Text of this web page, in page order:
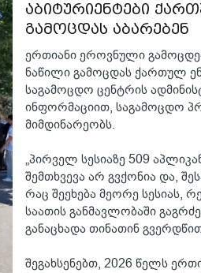
აბიტურიენტები
გამოცდას აბარებენ
ერთიანი ეროვნული
ნაწილი გამოცდას ქართულ
საგამოცდო ცენტრის
ინფორმაციით, საგამოცდო
მიმდინარეობს.
„პირველ სესიაზე 509
შემთხვევა არ გვქონია და,
რაც შეეხება მეორე სესიას,
საათის განმავლობაში
განაცხადა თინათინ
შეგახსენებთ, 2026 წელს